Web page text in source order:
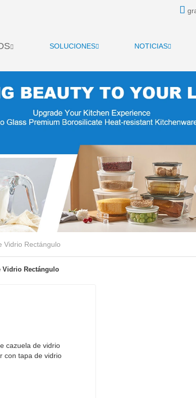
SOLUCIONES NOTICIAS
Vidrio Rectángulo
Vidrio Rectángulo